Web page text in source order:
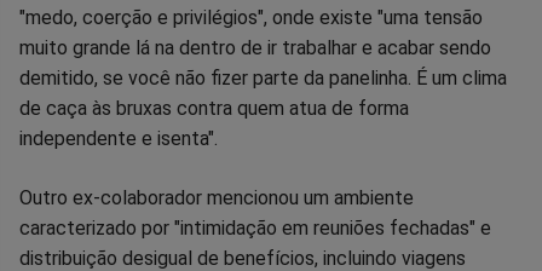
"medo, coerção e privilégios", onde existe "uma tensão
muito grande lá na dentro de ir trabalhar e acabar sendo
demitido, se você não fizer parte da panelinha. É um clima
de caça às bruxas contra quem atua de forma
independente e isenta".
Outro ex-colaborador mencionou um ambiente
caracterizado por "intimidação em reuniões fechadas" e
distribuição desigual de benefícios, incluindo viagens